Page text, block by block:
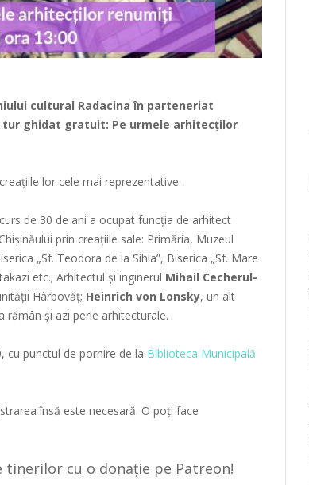
cultural Radacina în parteneriat
tur ghidat gratuit: Pe urmele arhitecților
lor cele mai reprezentative.
de 30 de ani a ocupat funcţia de arhitect
prin creațiile sale: Primăria, Muzeul
„Sf. Teodora de la Sihla”, Biserica „Sf. Mare
etc.; Arhitectul şi inginerul Mihail Cecherul-
Hârbovăț; Heinrich von Lonsky, un alt
rămân și azi perle arhitecturale.
cu punctul de pornire de la Biblioteca Municipală
însă este necesară. O poți face
cu o donație pe Patreon!